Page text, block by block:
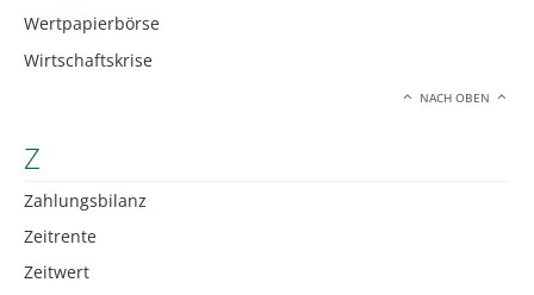
Wertpapierbörse
Wirtschaftskrise
NACH OBEN
Z
Zahlungsbilanz
Zeitrente
Zeitwert